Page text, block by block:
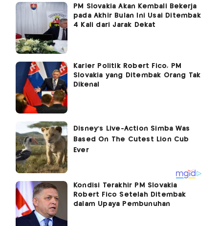
PM Slovakia Akan Kembali Bekerja
pada Akhir Bulan Ini Usai Ditembak
4 Kali dari Jarak Dekat
Karier Politik Robert Fico, PM
Slovakia yang Ditembak Orang Tak
Dikenal
Kondisi Terakhir PM Slovakia
Robert Fico Setelah Ditembak
dalam Upaya Pembunuhan